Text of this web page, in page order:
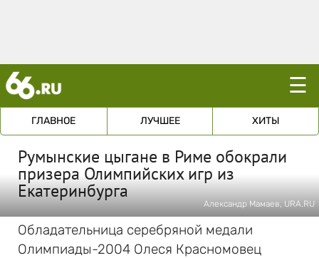
☰
ГЛАВНОЕ ЛУЧШЕЕ ХИТЫ
Румынские цыгане в Риме обокрали
призера Олимпийских игр из
Екатеринбурга
Александр Мамаев, URA.RU
Обладательница серебряной медали
Олимпиады-2004 Олеся Красномовец